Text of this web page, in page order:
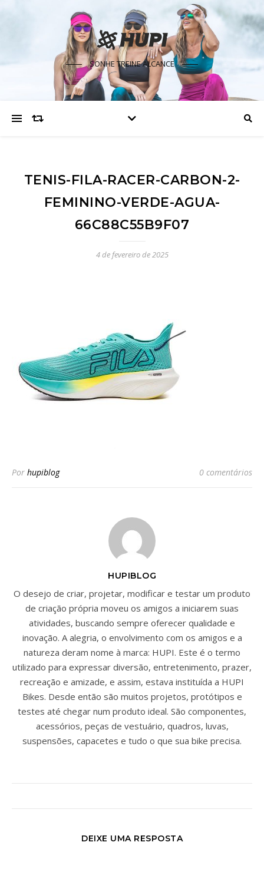
SONHE TREINE ALCANCE
TENIS-FILA-RACER-CARBON-2-
FEMININO-VERDE-AGUA-
66C88C55B9F07
4 de fevereiro de 2025
Por hupiblog 0 comentários
HUPIBLOG
O desejo de criar, projetar, modificar e testar um produto
de criação própria moveu os amigos a iniciarem suas
atividades, buscando sempre oferecer qualidade e
inovação. A alegria, o envolvimento com os amigos e a
natureza deram nome à marca: HUPI. Este é o termo
utilizado para expressar diversão, entretenimento, prazer,
recreação e amizade, e assim, estava instituída a HUPI
Bikes. Desde então são muitos projetos, protótipos e
testes até chegar num produto ideal. São componentes,
acessórios, peças de vestuário, quadros, luvas,
suspensões, capacetes e tudo o que sua bike precisa.
DEIXE UMA RESPOSTA